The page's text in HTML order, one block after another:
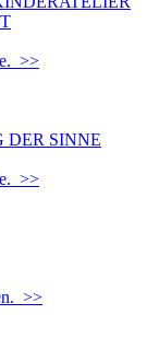
>>
DER SINNE
>>
>>